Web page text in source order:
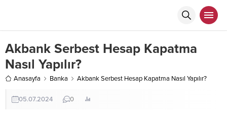
Akbank Serbest Hesap Kapatma
Nasıl Yapılır?
Anasayfa Banka Akbank Serbest Hesap Kapatma Nasıl Yapılır?
05.07.2024 0